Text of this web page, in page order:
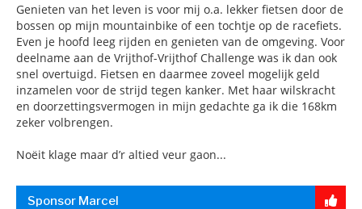
Genieten van het leven is voor mij o.a. lekker fietsen door de
bossen op mijn mountainbike of een tochtje op de racefiets.
Even je hoofd leeg rijden en genieten van de omgeving. Voor
deelname aan de Vrijthof-Vrijthof Challenge was ik dan ook
snel overtuigd. Fietsen en daarmee zoveel mogelijk geld
inzamelen voor de strijd tegen kanker. Met haar wilskracht
en doorzettingsvermogen in mijn gedachte ga ik die 168km
zeker volbrengen.
Noëit klage maar d’r altied veur gaon...
Sponsor Marcel